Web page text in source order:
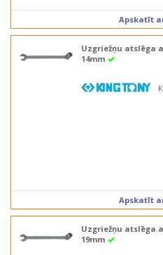
Apskatīt
Uzgriežņu atslēga
14mm
Apskatīt
Uzgriežņu atslēga
19mm